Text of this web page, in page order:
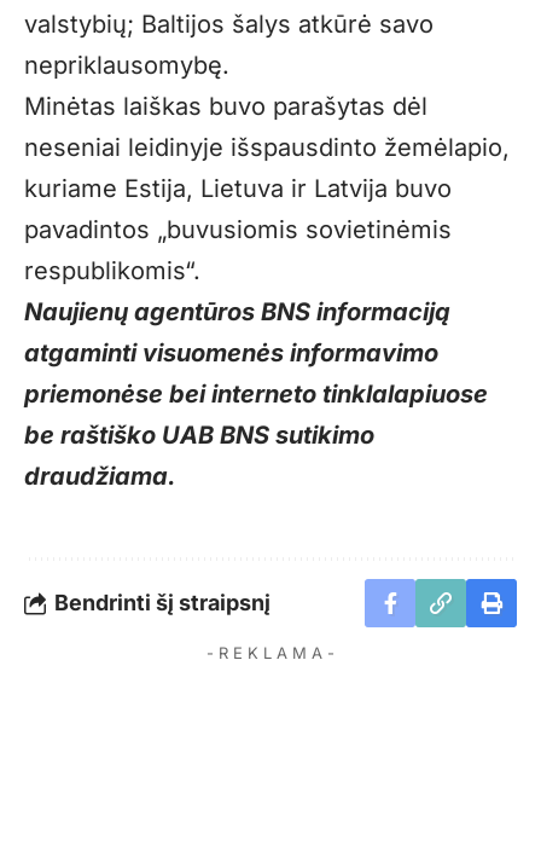
valstybių; Baltijos šalys atkūrė savo
nepriklausomybę.
Minėtas laiškas buvo parašytas dėl
neseniai leidinyje išspausdinto žemėlapio,
kuriame Estija, Lietuva ir Latvija buvo
pavadintos „buvusiomis sovietinėmis
respublikomis“.
Naujienų agentūros BNS informaciją
atgaminti visuomenės informavimo
priemonėse bei interneto tinklalapiuose
be raštiško UAB BNS sutikimo
draudžiama.
Bendrinti šį straipsnį
- R E K L A M A -